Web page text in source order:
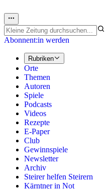
Abonnent:in werden
Rubriken
Orte
Themen
Autoren
Spiele
Podcasts
Videos
Rezepte
E-Paper
Club
Gewinnspiele
Newsletter
Archiv
Steirer helfen Steirern
Kärntner in Not